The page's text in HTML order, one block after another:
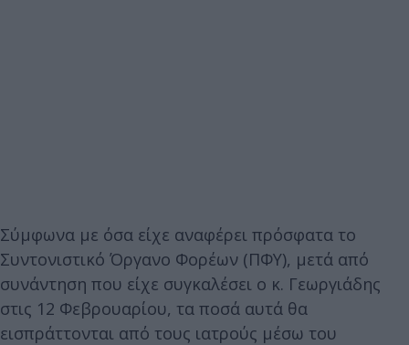
Σύμφωνα με όσα είχε αναφέρει πρόσφατα το
Συντονιστικό Όργανο Φορέων (ΠΦΥ), μετά από
συνάντηση που είχε συγκαλέσει ο κ. Γεωργιάδης
στις 12 Φεβρουαρίου, τα ποσά αυτά θα
εισπράττονται από τους ιατρούς μέσω του